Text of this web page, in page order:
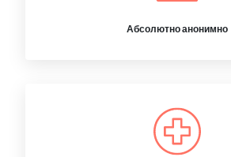
Абсолютно анонимно